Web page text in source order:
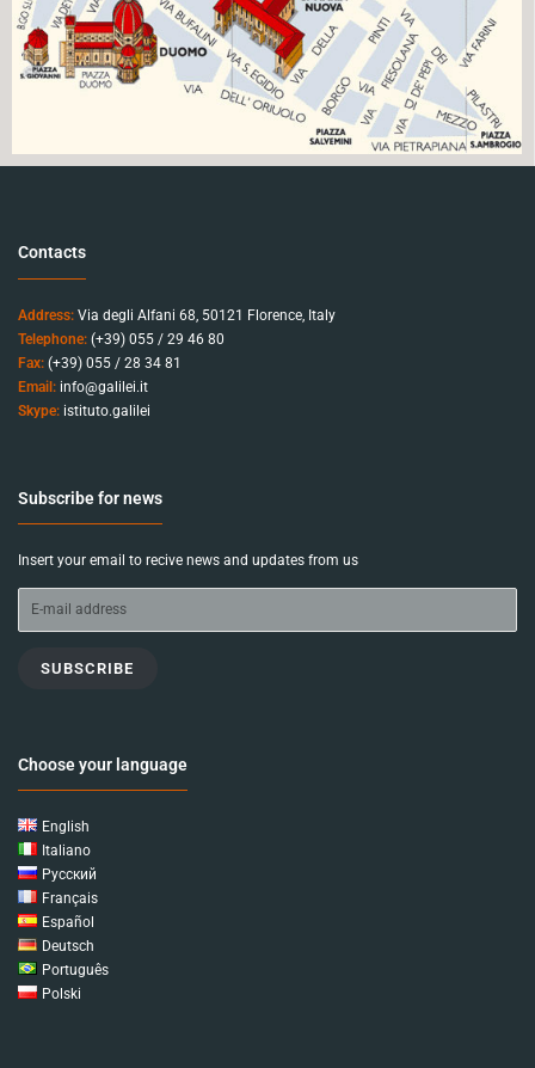
Contacts
Address: Via degli Alfani 68, 50121 Florence, Italy
Telephone: (+39) 055 / 29 46 80
Fax: (+39) 055 / 28 34 81
Email: info@galilei.it
Skype: istituto.galilei
Subscribe for news
Insert your email to recive news and updates from us
SUBSCRIBE
Choose your language
English
Italiano
Русский
Français
Español
Deutsch
Português
Polski